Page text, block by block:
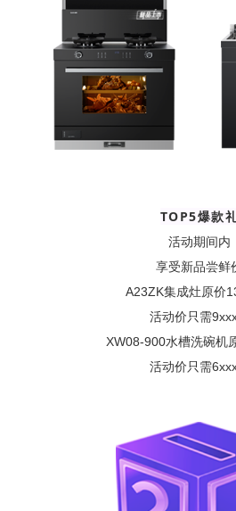
TOP5爆款
活动期间内
享受新品尝鲜
A23ZK集成灶原价
活动价只需
XW08-900水槽洗碗机
活动价只需